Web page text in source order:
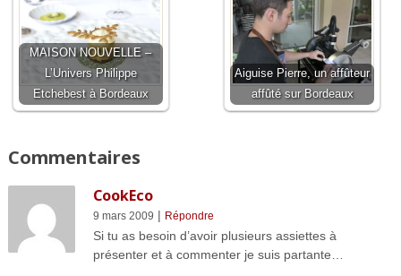
MAISON NOUVELLE –
L’Univers Philippe
Etchebest à Bordeaux
Aiguise Pierre, un affûteur
affûté sur Bordeaux
Commentaires
CookEco
9 mars 2009 | Répondre
Si tu as besoin d’avoir plusieurs assiettes à
présenter et à commenter je suis partante…